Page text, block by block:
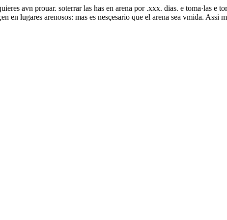
avn prouar. soterrar las has en arena por .xxx. dias. e toma·las e
en lugares arenosos: mas es nesçesario que el arena sea vmida. Assi